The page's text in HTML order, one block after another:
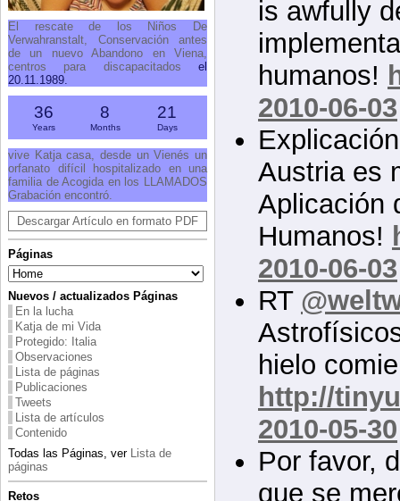
El rescate de los Niños De
Verwahranstalt, Conservación antes
de un nuevo Abandono en Viena,
centros para discapacitados el
20.11.1989.
36
Years
8
Months
21
Days
vive Katja casa, desde un Vienés un
orfanato difícil hospitalizado en una
familia de Acogida en los LLAMADOS
Grabación encontró.
Descargar Artículo en formato PDF
Páginas
Nuevos / actualizados Páginas
En la lucha
Katja de mi Vida
Protegido: Italia
Observaciones
Lista de páginas
Publicaciones
Tweets
Lista de artículos
Contenido
Todas las Páginas, ver
Lista de
páginas
Retos
is awfully
humanos!
2010-06-03
Austria es
Aplicación
Humanos!
2010-06-03
RT
hielo
http://
2010-05-30
Por favor,
que se